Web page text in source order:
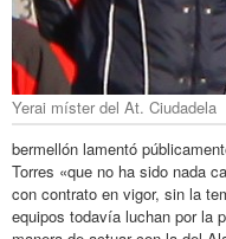
Yerai míster del At. Ciudadela
bermellón lamentó
Torres «que no ha sido nada
con contrato en vigor, sin la
equipos todavía luchan por la